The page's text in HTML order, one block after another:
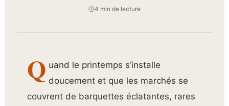
4 min de lecture
Q uand le printemps s’installe
doucement et que les marchés se
couvrent de barquettes éclatantes, rares